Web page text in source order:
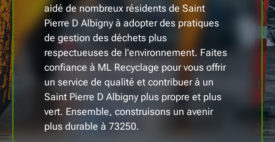
aidé de nombreux résidents de Saint
Pierre D Albigny à adopter des pratiques
de gestion des déchets plus
respectueuses de l'environnement. Faites
confiance à ML Recyclage pour vous offrir
un service de qualité et contribuer à un
Saint Pierre D Albigny plus propre et plus
vert. Ensemble, construisons un avenir
plus durable à 73250.